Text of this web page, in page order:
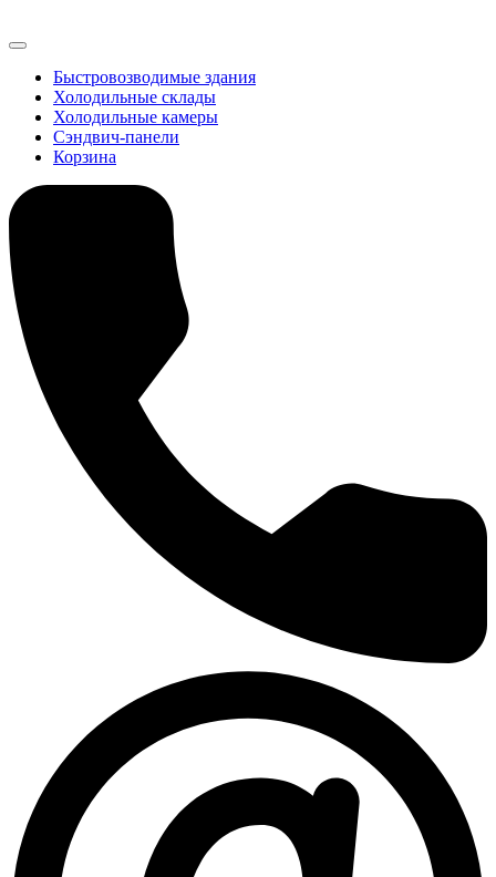
Быстровозводимые здания
Холодильные склады
Холодильные камеры
Сэндвич-панели
Корзина